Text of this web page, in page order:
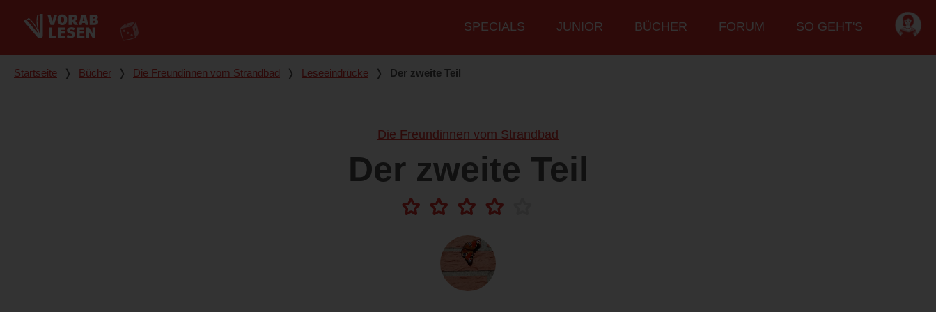
Hauptmenü
SPECIALS JUNIOR BÜCHER FORUM SO GEHT'S
Du bist hier
Startseite ❭ Bücher ❭ Die Freundinnen vom Strandbad ❭ Leseeindrücke ❭ Der zweite Teil
Die Freundinnen vom Strandbad
Der zweite Teil